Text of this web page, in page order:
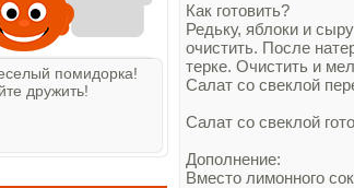
Как готовить?
Редьку, яблоки и
очистить. После
терке. Очистить и
Салат со свеклой
Салат со свеклой
Дополнение:
Вместо лимонного
помидорка!
дружить!